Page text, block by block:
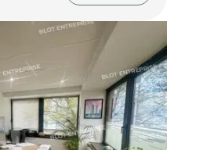
+ une
=> Locaux dotés d'une
6 parkings aériens. Les
naturels, miniers, ou
ces biens sont exposés,
site